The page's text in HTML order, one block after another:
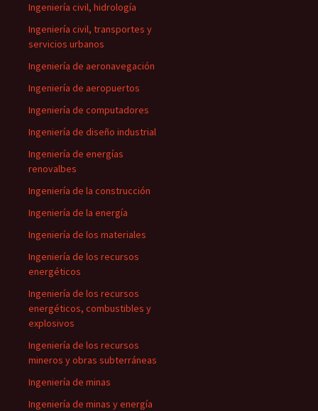
Ingeniería civil, hidrología
Ingeniería civil, transportes y
servicios urbanos
Ingeniería de aeronavegación
Ingeniería de aeropuertos
Ingeniería de computadores
Ingeniería de diseño industrial
Ingeniería de energías
renovalbes
Ingeniería de la construcción
Ingeniería de la energía
Ingeniería de los materiales
Ingeniería de los recursos
energéticos
Ingeniería de los recursos
energéticos, combustibles y
explosivos
Ingeniería de los recursos
mineros y obras subterráneas
Ingeniería de minas
Ingeniería de minas y energía